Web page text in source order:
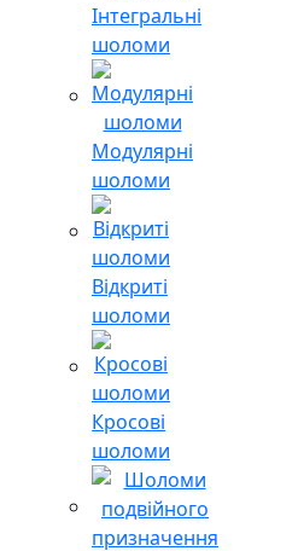
Інтегральні
шоломи
Модулярні
шоломи
Відкриті
шоломи
Кросові
шоломи